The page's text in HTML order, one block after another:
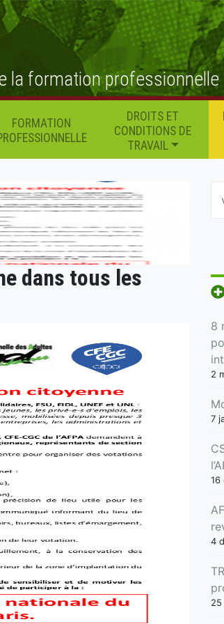
la formation
FORMATION
DROITS ET
CONDITIONS DE
TRAVAIL
dans tous les
8
2
7
16
4